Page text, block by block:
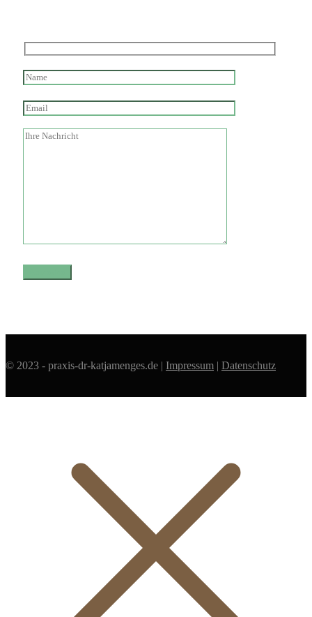
© 2023 - praxis-dr-katjamenges.de | Impressum | Datenschutz